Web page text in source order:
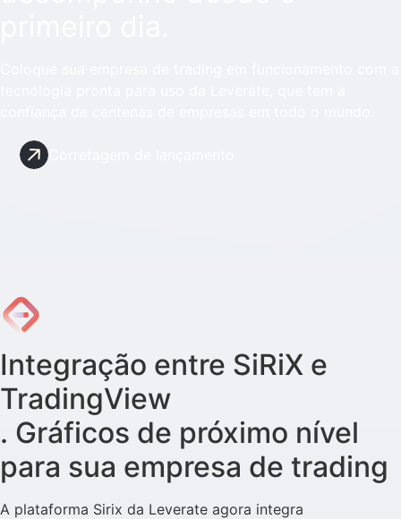
Integração entre SiRiX e
TradingView
. Gráficos de próximo nível
para sua empresa de trading
A plataforma Sirix da Leverate agora integra